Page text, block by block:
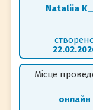
Nataliіa
Місце
онлайн